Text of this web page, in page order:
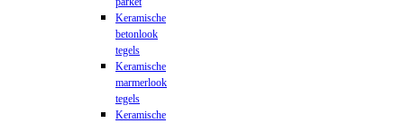
Keramische
betonlook
tegels
Keramische
marmerlook
tegels
Keramische